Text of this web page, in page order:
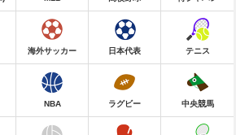
海外サッカー 日本代表 テニス
NBA ラグビー 中央競馬